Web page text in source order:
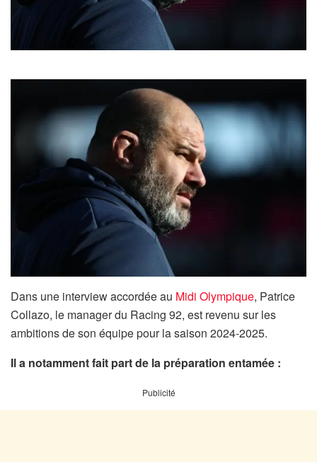
Dans une interview accordée au Midi Olympique, Patrice
Collazo, le manager du Racing 92, est revenu sur les
ambitions de son équipe pour la saison 2024-2025.
Il a notamment fait part de la préparation entamée :
Publicité